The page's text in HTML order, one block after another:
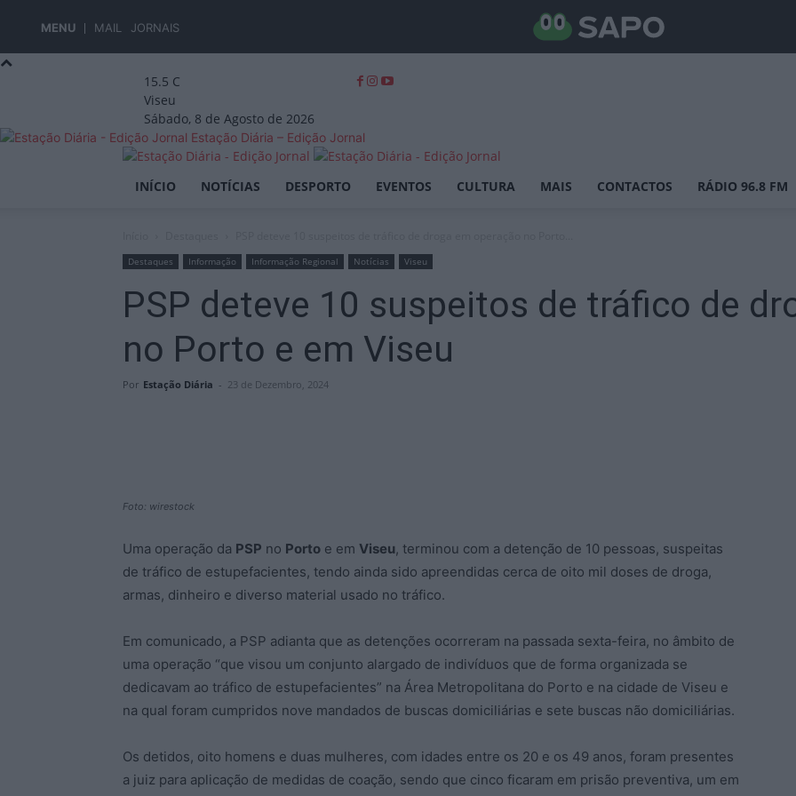
MENU MAIL JORNAIS
15.5 C
Viseu
Sábado, 8 de Agosto de 2026
Estação Diária – Edição Jornal
INÍCIO NOTÍCIAS DESPORTO EVENTOS CULTURA MAIS CONTACTOS RÁDIO 96.8 FM
Destaques Informação Informação Regional Notícias Viseu
PSP deteve 10 suspeitos de tráfico de
no Porto e em Viseu
Por Estação Diária - 23 de Dezembro, 2024
Foto: wirestock
Uma operação da PSP no Porto e em Viseu, terminou com a detenção de 10 pessoas, suspeitas
de tráfico de estupefacientes, tendo ainda sido apreendidas cerca de oito mil doses de droga,
armas, dinheiro e diverso material usado no tráfico.
Em comunicado, a PSP adianta que as detenções ocorreram na passada sexta-feira, no âmbito de
uma operação “que visou um conjunto alargado de indivíduos que de forma organizada se
dedicavam ao tráfico de estupefacientes” na Área Metropolitana do Porto e na cidade de Viseu e
na qual foram cumpridos nove mandados de buscas domiciliárias e sete buscas não domiciliárias.
Os detidos, oito homens e duas mulheres, com idades entre os 20 e os 49 anos, foram presentes
a juiz para aplicação de medidas de coação, sendo que cinco ficaram em prisão preventiva, um em